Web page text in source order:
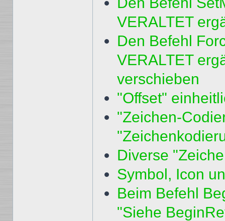
VERALTET
Den Befehl
VERALTET
verschieben
"Offset"
"Zeichen-
Diverse
Symbol, Icon
Beim Befehl
"Siehe